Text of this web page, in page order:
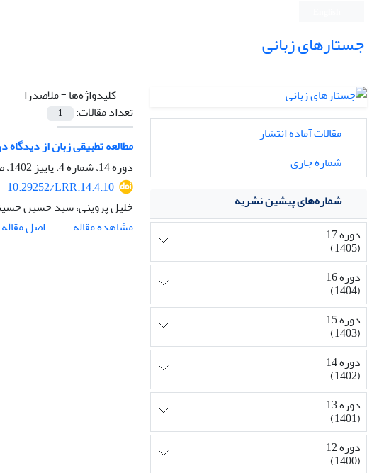
جستارهای زبانی
کلیدواژه‌ها =ملاصدرا
تعداد مقالات:
1
مطالعه تطبیقی زبان از
دوره 14، شماره 4، پاییز 1402، صفحه
10.29252/LRR.14.4.10
خلیل پروینی، سید حسین
مشاهده مقاله
اصل مقاله
مقالات آماده انتشار
شماره جاری
شماره‌های پیشین نشریه
دوره 17
(1405)
دوره 16
(1404)
دوره 15
(1403)
دوره 14
(1402)
دوره 13
(1401)
دوره 12
(1400)